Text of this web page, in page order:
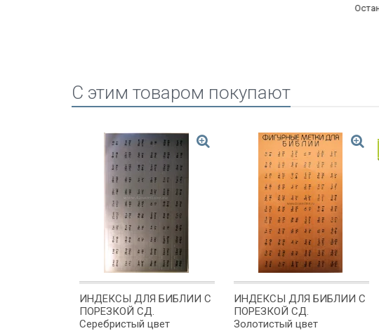
C этим товаром покупают
ИНДЕКСЫ ДЛЯ БИБЛИИ С
ПОРЕЗКОЙ СД.
Серебристый цвет
ИНДЕКСЫ ДЛЯ БИБЛИИ С
ПОРЕЗКОЙ СД.
Золотистый цвет